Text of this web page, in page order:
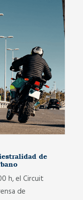
de
h, el Circuit
de